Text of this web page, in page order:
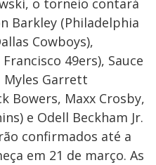
o torneio contará
Barkley (Philadelphia
Cowboys),
49ers), Sauce
Myles Garrett
Bowers, Maxx Crosby,
e Odell Beckham Jr.
confirmados até a
em 21 de março. As